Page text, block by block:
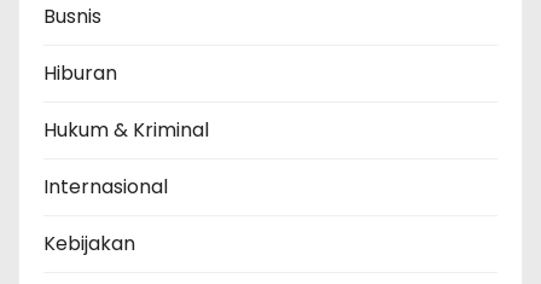
Busnis
Hiburan
Hukum & Kriminal
Internasional
Kebijakan